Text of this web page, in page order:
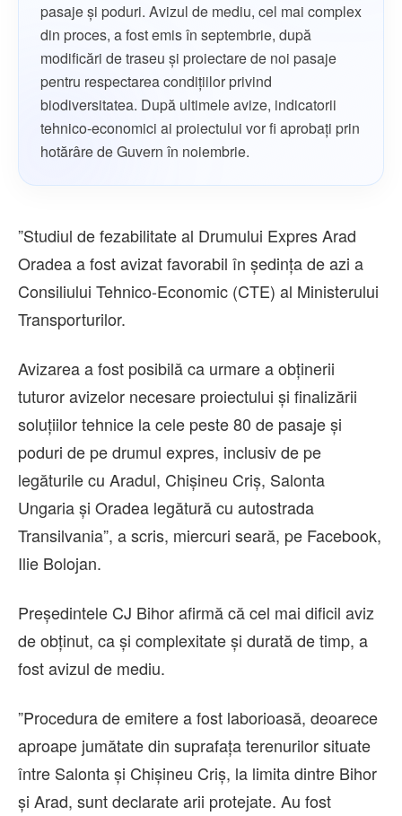
pasaje și poduri. Avizul de mediu, cel mai complex
din proces, a fost emis în septembrie, după
modificări de traseu și proiectare de noi pasaje
pentru respectarea condițiilor privind
biodiversitatea. După ultimele avize, indicatorii
tehnico-economici ai proiectului vor fi aprobați prin
hotărâre de Guvern în noiembrie.
”Studiul de fezabilitate al Drumului Expres Arad
Oradea a fost avizat favorabil în şedinţa de azi a
Consiliului Tehnico-Economic (CTE) al Ministerului
Transporturilor.
Avizarea a fost posibilă ca urmare a obţinerii
tuturor avizelor necesare proiectului şi finalizării
soluţiilor tehnice la cele peste 80 de pasaje şi
poduri de pe drumul expres, inclusiv de pe
legăturile cu Aradul, Chişineu Criş, Salonta
Ungaria şi Oradea legătură cu autostrada
Transilvania”, a scris, miercuri seară, pe Facebook,
Ilie Bolojan.
Preşedintele CJ Bihor afirmă că cel mai dificil aviz
de obţinut, ca şi complexitate şi durată de timp, a
fost avizul de mediu.
”Procedura de emitere a fost laborioasă, deoarece
aproape jumătate din suprafaţa terenurilor situate
între Salonta şi Chişineu Criş, la limita dintre Bihor
şi Arad, sunt declarate arii protejate. Au fost